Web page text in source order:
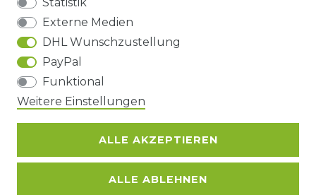
Impressum Daten­schutz­erklärung
Barrierefreiheitserklärung
VERTRAG WIDERRUFEN Kontakt
Externe Medien
DHL Wunschzustellung
PayPal
Funktional
Weitere Einstellungen
ALLE AKZEPTIEREN
ALLE ABLEHNEN